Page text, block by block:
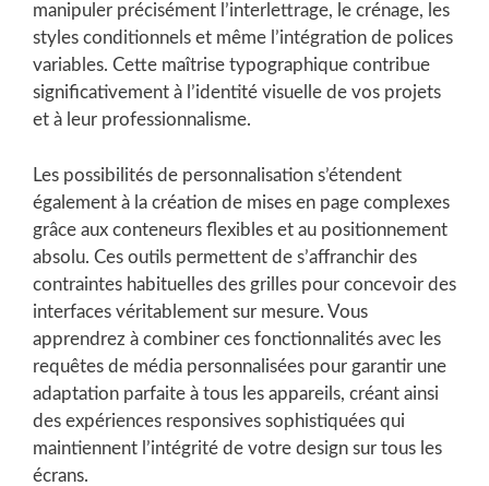
manipuler précisément l’interlettrage, le crénage, les
styles conditionnels et même l’intégration de polices
variables. Cette maîtrise typographique contribue
significativement à l’identité visuelle de vos projets
et à leur professionnalisme.
Les possibilités de personnalisation s’étendent
également à la création de mises en page complexes
grâce aux conteneurs flexibles et au positionnement
absolu. Ces outils permettent de s’affranchir des
contraintes habituelles des grilles pour concevoir des
interfaces véritablement sur mesure. Vous
apprendrez à combiner ces fonctionnalités avec les
requêtes de média personnalisées pour garantir une
adaptation parfaite à tous les appareils, créant ainsi
des expériences responsives sophistiquées qui
maintiennent l’intégrité de votre design sur tous les
écrans.